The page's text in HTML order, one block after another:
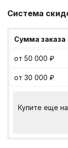
Система
Сумма заказа
от 50 000 ₽
от 30 000 ₽
Купите еще